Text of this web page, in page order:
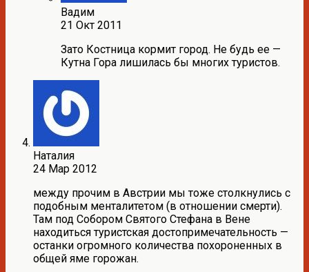
Вадим
21 Окт 2011
Зато Костница кормит город. Не будь ее —
Кутна Гора лишилась бы многих туристов.
Наталия
24 Мар 2012
между прочим в Австрии мы тоже столкнулись с
подобным менталитетом (в отношении смерти).
Там под Собором Святого Стефана в Вене
находиться туристская достопримечательность —
останки огромного количества похороненных в
общей яме горожан.